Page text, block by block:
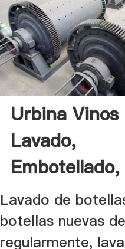
Urbina Vinos
Lavado,
Embotellado,
Encorchado
Lavado de
botellas nuevas
regularmente,